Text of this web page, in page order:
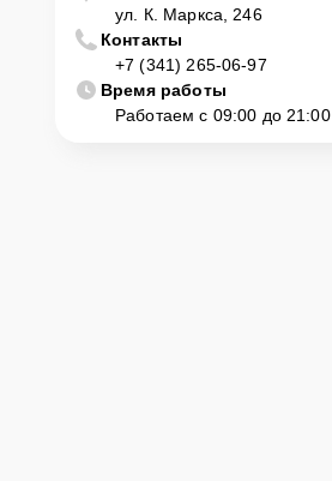
ул. К. Маркса, 246
Контакты
+7 (341) 265-06-97
Время работы
Работаем с 09:00 до 21:00